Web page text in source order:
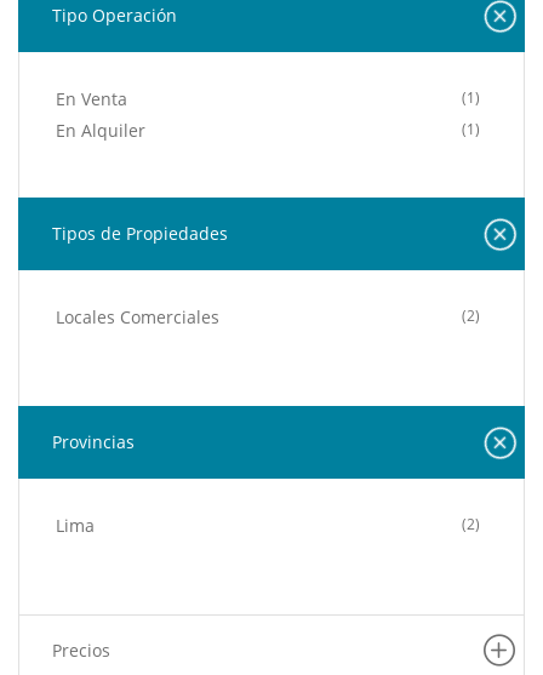
Tipo Operación
En Venta (1)
En Alquiler (1)
Tipos de Propiedades
Locales Comerciales (2)
Provincias
Lima (2)
Precios